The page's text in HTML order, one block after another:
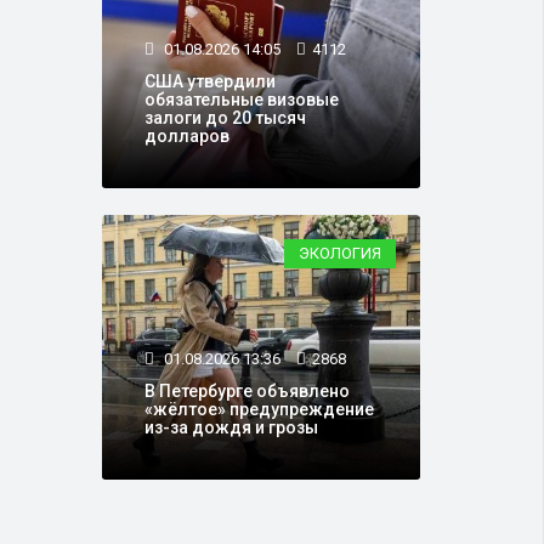
01.08.2026 14:05 4112
США утвердили
обязательные визовые
залоги до 20 тысяч
долларов
ЭКОЛОГИЯ
01.08.2026 13:36 2868
В Петербурге объявлено
«жёлтое» предупреждение
из-за дождя и грозы